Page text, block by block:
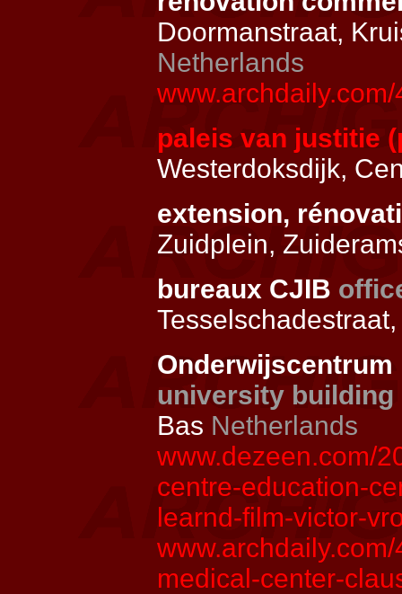
Doormanstraat,
Netherlands
paleis van justitie
Westerdoksdijk,
extension,
Zuidplein,
bureaux CJIB
university building
Bas Netherlands
www.dezeen.com/
centre-education-
learnd-film-victor-
medical-center-